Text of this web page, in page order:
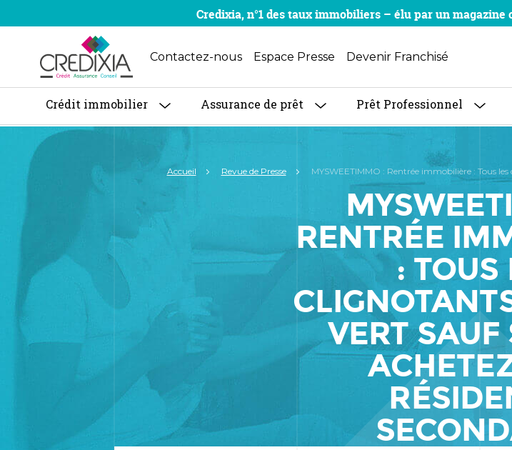
Credixia, n°1 des taux immobiliers – élu par un magazine
Contactez-nous Espace Presse Devenir Franchisé
Crédit immobilier Assurance de prêt Prêt Professionnel
Accueil Revue de Presse MYSWEETIMMO : Rentrée immobilière : Tous
RENTRÉE
: TOUS
VERT SAUF